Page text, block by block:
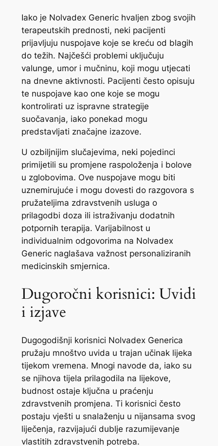
Iako je Nolvadex Generic hvaljen zbog svojih
terapeutskih prednosti, neki pacijenti
prijavljuju nuspojave koje se kreću od blagih
do težih. Najčešći problemi uključuju
valunge, umor i mučninu, koji mogu utjecati
na dnevne aktivnosti. Pacijenti često opisuju
te nuspojave kao one koje se mogu
kontrolirati uz ispravne strategije
suočavanja, iako ponekad mogu
predstavljati značajne izazove.
U ozbiljnijim slučajevima, neki pojedinci
primijetili su promjene raspoloženja i bolove
u zglobovima. Ove nuspojave mogu biti
uznemirujuće i mogu dovesti do razgovora s
pružateljima zdravstvenih usluga o
prilagodbi doza ili istraživanju dodatnih
potpornih terapija. Varijabilnost u
individualnim odgovorima na Nolvadex
Generic naglašava važnost personaliziranih
medicinskih smjernica.
Dugoročni korisnici: Uvidi
i izjave
Dugogodišnji korisnici Nolvadex Generica
pružaju mnoštvo uvida u trajan učinak lijeka
tijekom vremena. Mnogi navode da, iako su
se njihova tijela prilagodila na lijekove,
budnost ostaje ključna u praćenju
zdravstvenih promjena. Ti korisnici često
postaju vješti u snalaženju u nijansama svog
liječenja, razvijajući dublje razumijevanje
vlastitih zdravstvenih potreba.